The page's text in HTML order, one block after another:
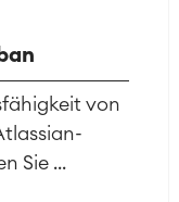
von
Sie ...